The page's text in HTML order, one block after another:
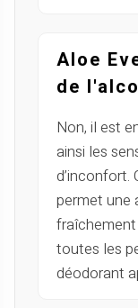
Aloe
de
Non, il est
ainsi les
permet une
fraîchement
toutes les
déodorant